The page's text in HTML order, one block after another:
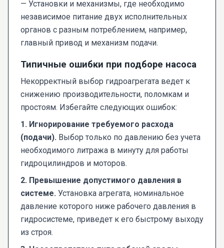
— Установки и механизмы, где необходимо
независимое питание двух исполнительных
органов с разным потреблением, например,
главный привод и механизм подачи.
Типичные ошибки при подборе насоса
Некорректный выбор гидроагрегата ведет к
снижению производительности, поломкам и
простоям. Избегайте следующих ошибок:
1. Игнорирование требуемого расхода
(подачи). Выбор только по давлению без учета
необходимого литража в минуту для работы
гидроцилиндров и моторов.
2. Превышение допустимого давления в
системе. Установка агрегата, номинальное
давление которого ниже рабочего давления в
гидросистеме, приведет к его быстрому выходу
из строя.